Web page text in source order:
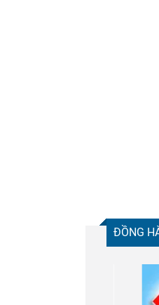
ĐỒNG